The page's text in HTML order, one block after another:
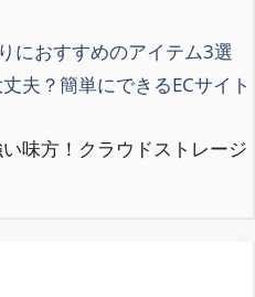
におすすめのアイテム3選
夫？簡単にできるECサイト
味方！クラウドストレージ